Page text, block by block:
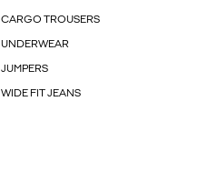
CARGO TROUSERS
UNDERWEAR
JUMPERS
WIDE FIT JEANS